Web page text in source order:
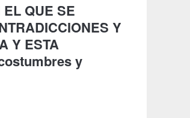
QUE SE
Y
Y ESTA
y